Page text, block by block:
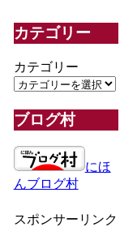
カテゴリー
カテゴリー
ブログ村
にほ
んブログ村
スポンサーリンク